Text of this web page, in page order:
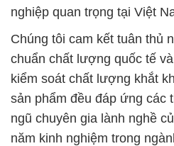
nghiệp quan trọng tại Việt
Chúng tôi cam kết tuân thủ
chuẩn chất lượng quốc tế
kiểm soát chất lượng khắt
sản phẩm đều đáp ứng các
ngũ chuyên gia lành nghề
năm kinh nghiệm trong